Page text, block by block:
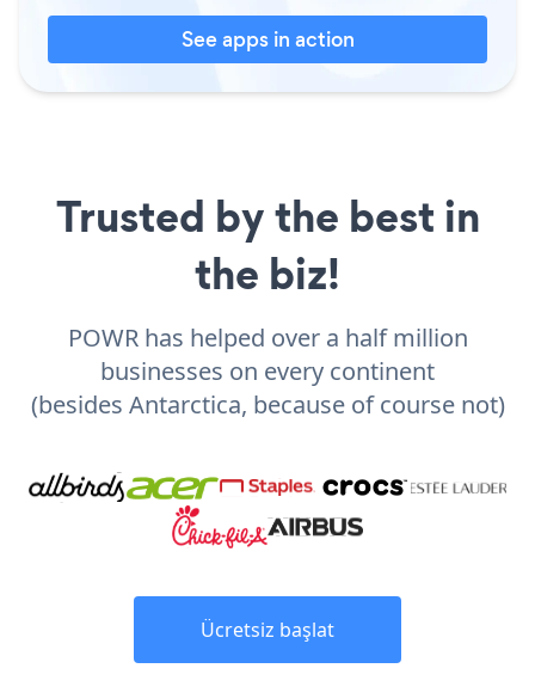
See apps in action
Trusted by the best in
the biz!
POWR has helped over a half million
businesses on every continent
(besides Antarctica, because of course not)
Ücretsiz başlat